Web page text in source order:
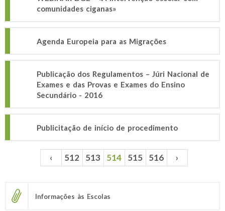
comunidades ciganas»
Agenda Europeia para as Migrações
Publicação dos Regulamentos – Júri Nacional de
Exames e das Provas e Exames do Ensino
Secundário - 2016
Publicitação de início de procedimento
Páginas ‹ 512 513 514 515 516 ›
Informações às Escolas